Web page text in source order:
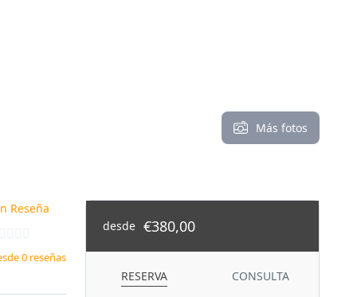
Más fotos
Reseña
0 reseñas
desde €380,00
RESERVA CONSULTA